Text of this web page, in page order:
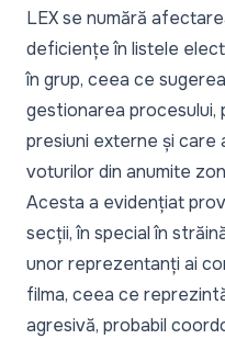
LEX se numără
deficiențe în listele
în grup, ceea ce
gestionarea
presiuni externe și
voturilor din anumite
Acesta a evidențiat
secții, în special în
unor reprezentanți ai
filma, ceea ce
agresivă, probabil